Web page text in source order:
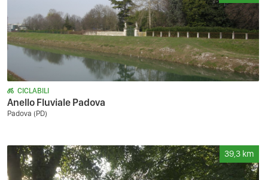
CICLABILI
Anello Fluviale Padova
Padova (PD)
39,3 km